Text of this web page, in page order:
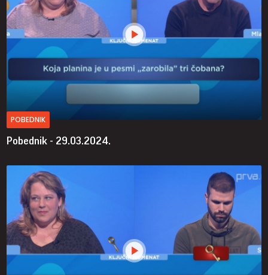
POBEDNIK
Pobednik - 29.03.2024.